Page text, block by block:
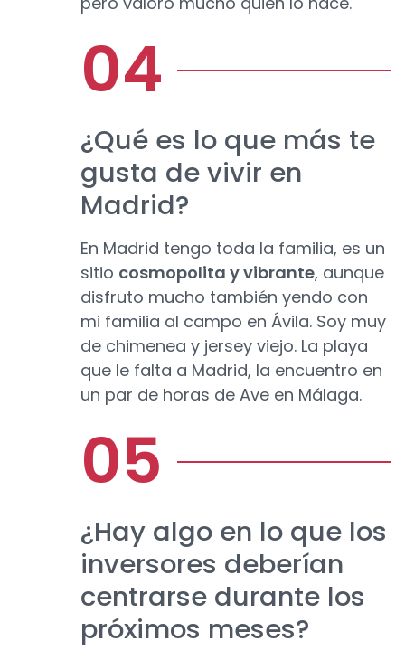
¿Qué es lo que más te
gusta de vivir en
Madrid?
En Madrid tengo toda la familia, es un
sitio cosmopolita y vibrante, aunque
disfruto mucho también yendo con
mi familia al campo en Ávila. Soy muy
de chimenea y jersey viejo. La playa
que le falta a Madrid, la encuentro en
un par de horas de Ave en Málaga.
¿Hay algo en lo que los
inversores deberían
centrarse durante los
próximos meses?